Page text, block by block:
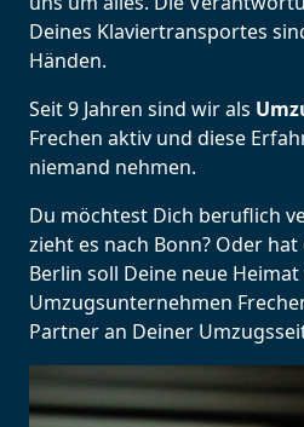
Deines Klaviertransportes
Händen.
Seit 9 Jahren sind wir als
Frechen aktiv und diese
niemand nehmen.
Du möchtest Dich beruflich
zieht es nach Bonn? Oder
Berlin soll Deine neue
Umzugsunternehmen
Partner an Deiner